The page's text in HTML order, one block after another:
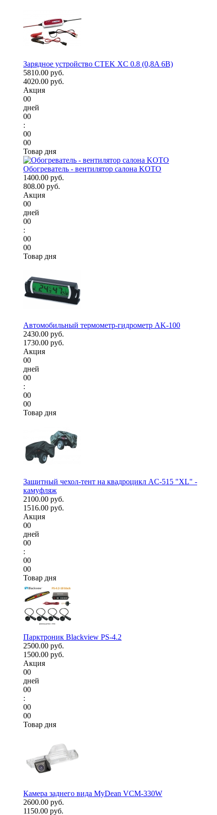
Зарядное устройство CTEK XC 0.8 (0,8A 6В)
5810.00 руб.
4020.00 руб.
Акция
00
дней
00
:
00
00
Товар дня
Обогреватель - вентилятор салона KOTO
1400.00 руб.
808.00 руб.
Акция
00
дней
00
:
00
00
Товар дня
Автомобильный термометр-гидрометр AK-100
2430.00 руб.
1730.00 руб.
Акция
00
дней
00
:
00
00
Товар дня
Защитный чехол-тент на квадроцикл AC-515 "XL" -
камуфляж
2100.00 руб.
1516.00 руб.
Акция
00
дней
00
:
00
00
Товар дня
Парктроник Blackview PS-4.2
2500.00 руб.
1500.00 руб.
Акция
00
дней
00
:
00
00
Товар дня
Камера заднего вида MyDean VCM-330W
2600.00 руб.
1150.00 руб.